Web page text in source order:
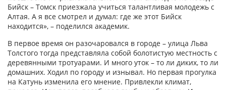
Бийск – Томск приезжала учиться талантливая молодежь с
Алтая. А я все смотрел и думал: где же этот Бийск
находится», – поделился академик.
В первое время он разочаровался в городе – улица Льва
Толстого тогда представляла собой болотистую местность с
деревянными тротуарами. И много уток – то ли диких, то ли
домашних. Ходил по городу и изнывал. Но первая прогулка
на Катунь изменила его мнение. Привлекли климат,